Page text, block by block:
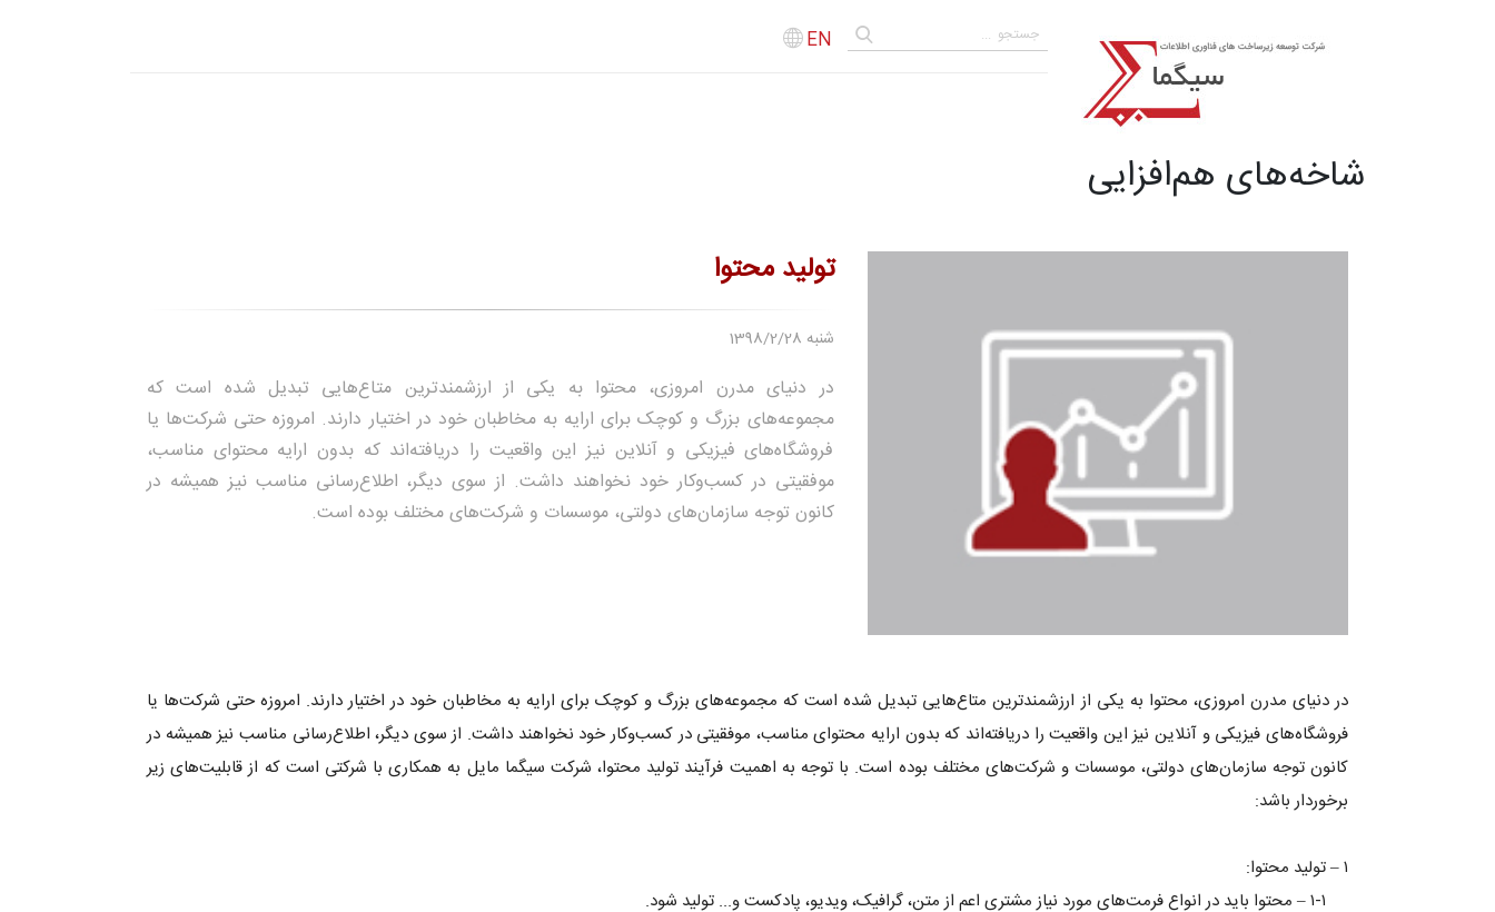
EN
شاخه‌های هم‌افزایی
تولید محتوا
1398/2/28 شنبه
در دنیای مدرن امروزی، محتوا به یکی از ارزشمندترین متاع‌هایی تبدیل شده است که
مجموعه‌های بزرگ و کوچک برای ارایه به مخاطبان خود در اختیار دارند. امروزه حتی شرکت‌ها یا
فروشگاه‌های فیزیکی و آنلاین نیز این واقعیت را دریافته‌اند که بدون ارایه محتوای مناسب،
موفقیتی در کسب‌وکار خود نخواهند داشت. از سوی دیگر، اطلاع‌رسانی مناسب نیز همیشه در
کانون توجه سازمان‌های دولتی، موسسات و شرکت‌های مختلف بوده است.
در دنیای مدرن امروزی، محتوا به یکی از ارزشمندترین متاع‌هایی تبدیل شده است که مجموعه‌های بزرگ و کوچک برای ارایه به مخاطبان خود در اختیار دارند. امروزه حتی شرکت‌ها یا
فروشگاه‌های فیزیکی و آنلاین نیز این واقعیت را دریافته‌اند که بدون ارایه محتوای مناسب، موفقیتی در کسب‌وکار خود نخواهند داشت. از سوی دیگر، اطلاع‌رسانی مناسب نیز همیشه در
کانون توجه سازمان‌های دولتی، موسسات و شرکت‌های مختلف بوده است. با توجه به اهمیت فرآیند تولید محتوا، شرکت سیگما مایل به همکاری با شرکتی است که از قابلیت‌های زیر
برخوردار باشد:
۱ – تولید محتوا:
۱-۱ – محتوا باید در انواع فرمت‌های مورد نیاز مشتری اعم از متن، گرافیک، ویدیو، پادکست و... تولید شود.